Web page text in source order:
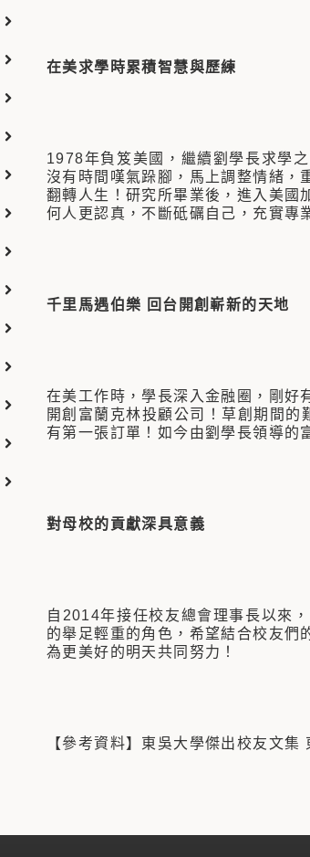
在美求學時累積智慧與歷練
1978年負笈美國，繼續劉學長求學
沒有時間嘆氣跺腳，馬上調整情緒，
翻轉人生！研究所畢業後，進入美國
何人更認真，不斷砥礪自己，充實專
千里馬遇伯樂 回台開創嶄新的天地
在美工作時，學長深入金融圈，剛好
開創富蘭克林投顧公司！草創期間
有第一張訂單！如今由劉學長領導的
對母校的貢獻深具意義
自2014年接任校友總會理事長以來
的舉足輕重的角色，希望結合校友們
為更美好的明天共同努力！
【參考資料】東吳大學傑出校友文集